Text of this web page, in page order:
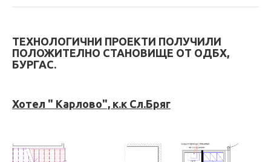
ТЕХНОЛОГИЧНИ ПРОЕКТИ ПОЛУЧИЛИ
ПОЛОЖИТЕЛНО СТАНОВИЩЕ ОТ ОДБХ,
БУРГАС.
Хотел " Карлово", к.к Сл.Бряг